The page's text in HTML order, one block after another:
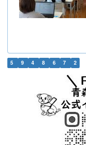
5 9 4 8 6 7 2